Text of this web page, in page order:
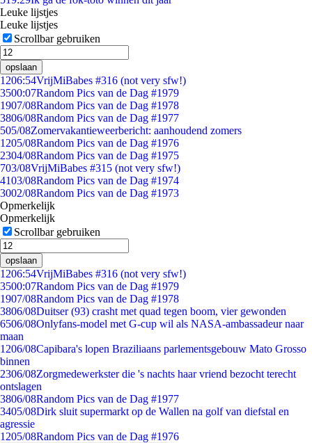
Leuke lijstjes
Leuke lijstjes
Scrollbar gebruiken
opslaan
1206:54VrijMiBabes #316 (not very sfw!)
3500:07Random Pics van de Dag #1979
1907/08Random Pics van de Dag #1978
3806/08Random Pics van de Dag #1977
505/08Zomervakantieweerbericht: aanhoudend zomers
1205/08Random Pics van de Dag #1976
2304/08Random Pics van de Dag #1975
703/08VrijMiBabes #315 (not very sfw!)
4103/08Random Pics van de Dag #1974
3002/08Random Pics van de Dag #1973
Opmerkelijk
Opmerkelijk
Scrollbar gebruiken
opslaan
1206:54VrijMiBabes #316 (not very sfw!)
3500:07Random Pics van de Dag #1979
1907/08Random Pics van de Dag #1978
3806/08Duitser (93) crasht met quad tegen boom, vier gewonden
6506/08Onlyfans-model met G-cup wil als NASA-ambassadeur naar
maan
1206/08Capibara's lopen Braziliaans parlementsgebouw Mato Grosso
binnen
2306/08Zorgmedewerkster die 's nachts haar vriend bezocht terecht
ontslagen
3806/08Random Pics van de Dag #1977
3405/08Dirk sluit supermarkt op de Wallen na golf van diefstal en
agressie
1205/08Random Pics van de Dag #1976